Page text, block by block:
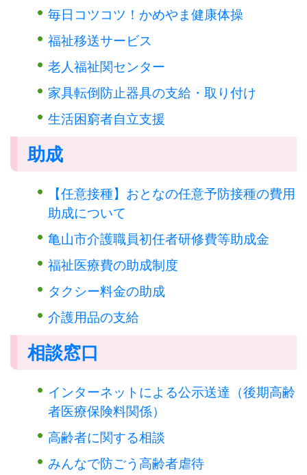
毎日コツコツ！かめやま健康体操
福祉移送サービス
老人福祉関センター
家具転倒防止器具の支給・取り付け
生活困窮者自立支援
助成
【任意接種】おとなの任意予防接種の費用
助成について
亀山市介護職員初任者研修費等助成金
福祉医療費の助成制度
タクシー料金の助成
介護用品の支給
相談窓口
インターネットによる公示送達（後期高齢
者医療保険料関係）
高齢者に関する相談
みんなで防ごう高齢者虐待